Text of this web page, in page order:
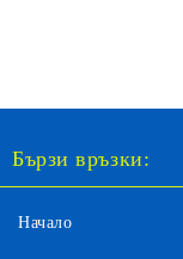
Бързи връзки:
Начало